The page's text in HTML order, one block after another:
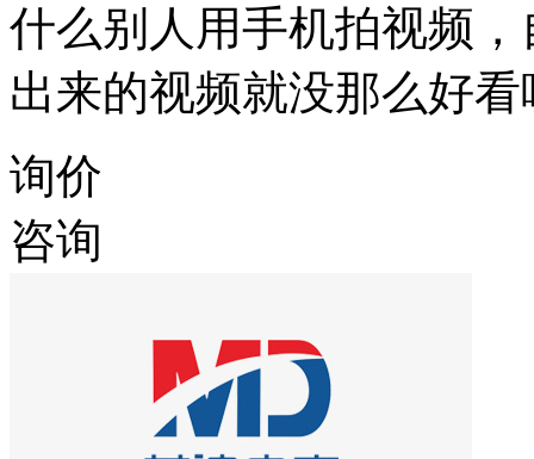
什么别人用手机拍视频
出来的视频就没那么好看
询价
咨询